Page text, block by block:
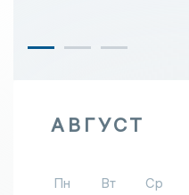
АВГУСТ
Пн Вт Ср